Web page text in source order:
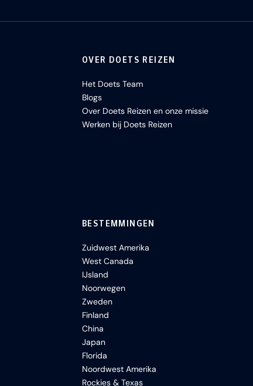
OVER DOETS REIZEN
Het Doets Team
Blogs
Over Doets Reizen en onze missie
Werken bij Doets Reizen
BESTEMMINGEN
Zuidwest Amerika
West Canada
IJsland
Noorwegen
Zweden
Finland
China
Japan
Florida
Noordwest Amerika
Rockies & Texas